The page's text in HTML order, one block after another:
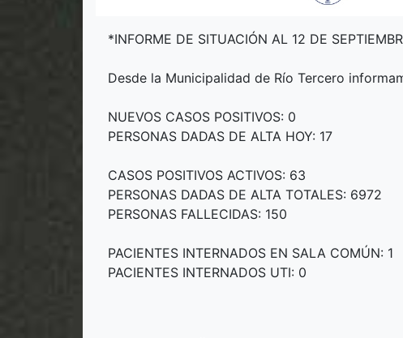
*INFORME DE SITUACIÓN AL 12 DE
Desde la Municipalidad de Río Tercero
NUEVOS CASOS POSITIVOS: 0
PERSONAS DADAS DE ALTA HOY: 17
CASOS POSITIVOS ACTIVOS: 63
PERSONAS DADAS DE ALTA TOTALES: 6972
PERSONAS FALLECIDAS: 150
PACIENTES INTERNADOS EN SALA COMÚN: 1
PACIENTES INTERNADOS UTI: 0